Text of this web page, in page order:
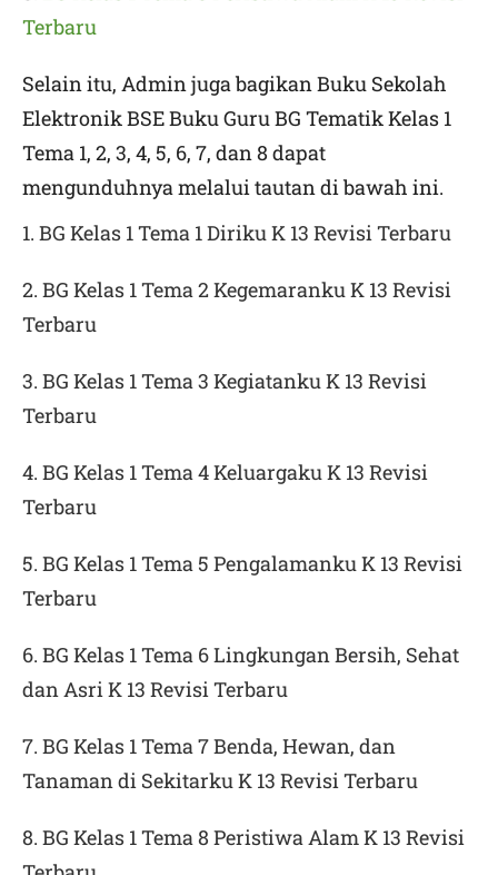
Terbaru
Selain itu, Admin juga bagikan Buku Sekolah
Elektronik BSE Buku Guru BG Tematik Kelas 1
Tema 1, 2, 3, 4, 5, 6, 7, dan 8 dapat
mengunduhnya melalui tautan di bawah ini.
1. BG Kelas 1 Tema 1 Diriku K 13 Revisi Terbaru
2. BG Kelas 1 Tema 2 Kegemaranku K 13 Revisi
Terbaru
3. BG Kelas 1 Tema 3 Kegiatanku K 13 Revisi
Terbaru
4. BG Kelas 1 Tema 4 Keluargaku K 13 Revisi
Terbaru
5. BG Kelas 1 Tema 5 Pengalamanku K 13 Revisi
Terbaru
6. BG Kelas 1 Tema 6 Lingkungan Bersih, Sehat
dan Asri K 13 Revisi Terbaru
7. BG Kelas 1 Tema 7 Benda, Hewan, dan
Tanaman di Sekitarku K 13 Revisi Terbaru
8. BG Kelas 1 Tema 8 Peristiwa Alam K 13 Revisi